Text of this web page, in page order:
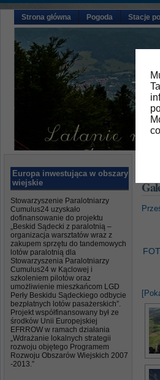
Strona główna Pogoda Stacje
Europa inwestująca w obszary
wiejskie
Stowarzyszenie Paralotniarzy
Cumulus24 uzyskało
dofinansowanie do projektu
„Beskid Sądecki z paralotnią –
organizacja warsztatów wraz z
zakupem sprzętu do tandemowych
lotów paralotnią dla
Stowarzyszenia Paralotniarzy
Cumulus24 w Kąclowej i
szkoleniem pilotów oraz
umożliwienie mieszkańcom LGD
Perły Beskidu Sądeckiego odbycie
bezpłatnych lotów pasażerskich”.
Projekt współfinansowany był ze
środków Unii Europejskiej
EFRROW w ramach działania
„Wdrażanie lokalnych strategii
rozwoju objętego Programem
Rozwoju Obszarów Wiejskich 2007
-2013.”